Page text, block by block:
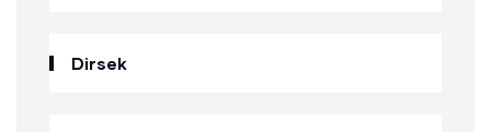
Dirsek